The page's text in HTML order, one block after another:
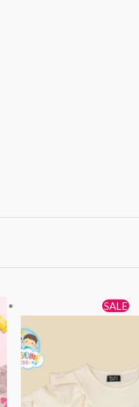
SALE
始
$65。
目
前